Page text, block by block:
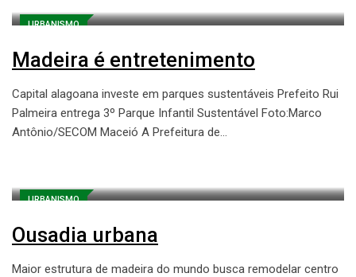
URBANISMO
Madeira é entretenimento
Capital alagoana investe em parques sustentáveis Prefeito Rui
Palmeira entrega 3º Parque Infantil Sustentável Foto:Marco
Antônio/SECOM Maceió A Prefeitura de…
URBANISMO
Ousadia urbana
Maior estrutura de madeira do mundo busca remodelar centro